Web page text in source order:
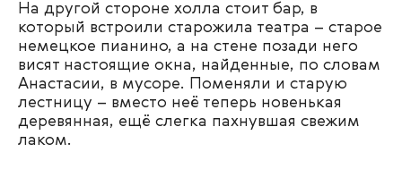
На другой стороне холла стоит бар, в
который встроили старожила театра – старое
немецкое пианино, а на стене позади него
висят настоящие окна, найденные, по словам
Анастасии, в мусоре. Поменяли и старую
лестницу – вместо неё теперь новенькая
деревянная, ещё слегка пахнувшая свежим
лаком.